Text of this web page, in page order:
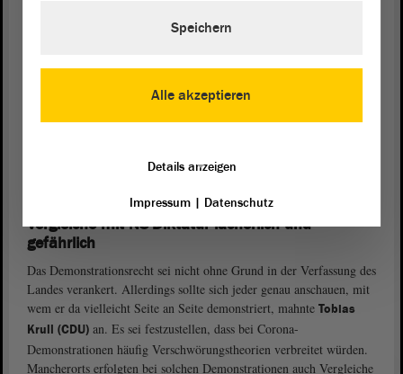
keine Verschärfung des Versammlungsrechts, sondern eine andere
Landesregierungendlich dafür sorgen, dass die Menschen die seit
Monaten an der Destabilisierung des Landes arbeiteten, aus solchen
heute in der Praxis der Versammlungsbehörden jedoch leider nichts
Vergleiche mit NS-Diktatur lächerlich und
gefährlich
Das Demonstrationsrecht sei nicht ohne Grund in der Verfassung des
Landes verankert. Allerdings sollte sich jeder genau anschauen, mit
wem er da vielleicht Seite an Seite demonstriert, mahnte Tobias
Krull (CDU) an. Es sei festzustellen, dass bei Corona-
Demonstrationen häufig Verschwörungstheorien verbreitet würden.
Mancherorts erfolgten bei solchen Demonstrationen auch Vergleiche
Alle akzeptieren
Speichern
Details anzeigen
Impressum| Datenschutz